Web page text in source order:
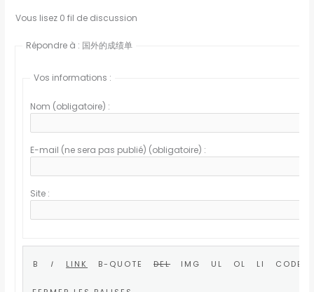
Vous lisez 0 fil de discussion
Répondre à : 国外的成绩单
Vos informations :
Nom (obligatoire) :
E-mail (ne sera pas publié) (obligatoire) :
Site :